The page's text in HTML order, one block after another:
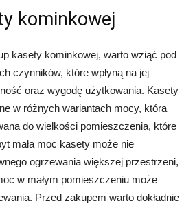
kominkowej
kasety kominkowej, warto wziąć pod
czynników, które wpłyną na jej
oraz wygodę użytkowania. Kasety
w różnych wariantach mocy, która
do wielkości pomieszczenia, które
mała moc kasety może nie
ogrzewania większej przestrzeni,
w małym pomieszczeniu może
Przed zakupem warto dokładnie